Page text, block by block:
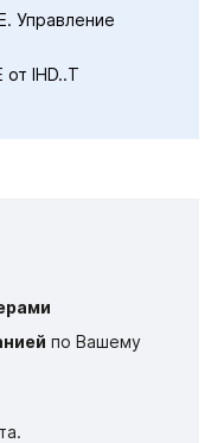
Управление
от IHD..T
по Вашему